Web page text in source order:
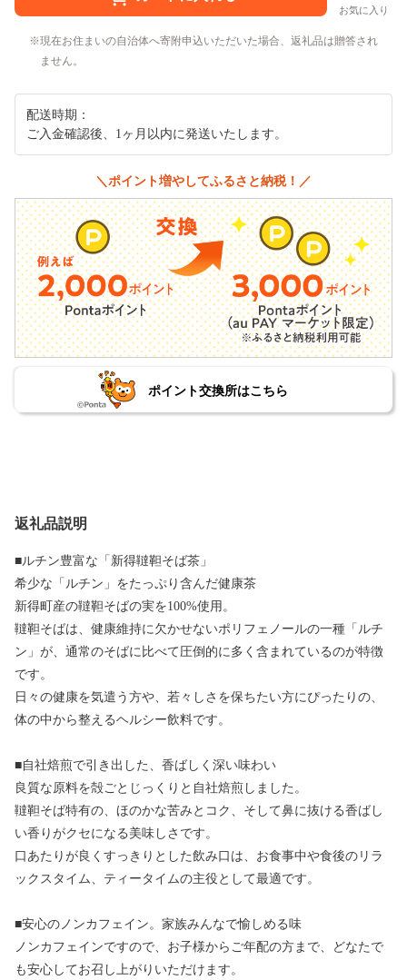
お気に入り
現在お住まいの自治体へ寄附申込いただいた場合、返礼品は贈答され
ません。
配送時期：
ご入金確認後、1ヶ月以内に発送いたします。
＼ポイント増やしてふるさと納税！／
ポイント交換所はこちら
返礼品説明
■ルチン豊富な「新得韃靼そば茶」
希少な「ルチン」をたっぷり含んだ健康茶
新得町産の韃靼そばの実を100%使用。
韃靼そばは、健康維持に欠かせないポリフェノールの一種「ルチ
ン」が、通常のそばに比べて圧倒的に多く含まれているのが特徴
です。
日々の健康を気遣う方や、若々しさを保ちたい方にぴったりの、
体の中から整えるヘルシー飲料です。
■自社焙煎で引き出した、香ばしく深い味わい
良質な原料を殻ごとじっくりと自社焙煎しました。
韃靼そば特有の、ほのかな苦みとコク、そして鼻に抜ける香ばし
い香りがクセになる美味しさです。
口あたりが良くすっきりとした飲み口は、お食事中や食後のリラ
ックスタイム、ティータイムの主役として最適です。
■安心のノンカフェイン。家族みんなで愉しめる味
ノンカフェインですので、お子様からご年配の方まで、どなたで
も安心してお召し上がりいただけます。